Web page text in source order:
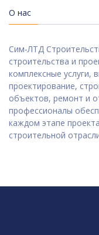
О нас
Сим-ЛТД
строительства и
комплексные услуги,
проектирование,
объектов, ремонт и
профессионалы
каждом этапе
строительной